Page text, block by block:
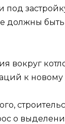
под
должны
вокруг
к
о